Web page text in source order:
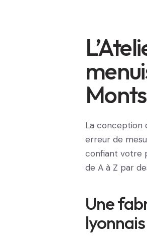
La conception
erreur de
confiant votre
de A à Z par
Une
lyonnais